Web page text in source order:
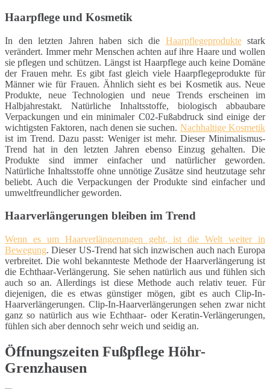
Haarpflege und Kosmetik
In den letzten Jahren haben sich die Haarpflegeproduktestark
verändert. Immer mehr Menschen achten auf ihre Haare und wollen
sie pflegen und schützen. Längst ist Haarpflege auch keine Domäne
der Frauen mehr. Es gibt fast gleich viele Haarpflegeprodukte für
Männer wie für Frauen. Ähnlich sieht es bei Kosmetik aus. Neue
Produkte, neue Technologien und neue Trends erscheinen im
Halbjahrestakt. Natürliche Inhaltsstoffe, biologisch abbaubare
Verpackungen und ein minimaler C02-Fußabdruck sind einige der
wichtigsten Faktoren, nach denen sie suchen. Nachhaltige Kosmetik
ist im Trend. Dazu passt: Weniger ist mehr. Dieser Minimalismus-
Trend hat in den letzten Jahren ebenso Einzug gehalten. Die
Produkte sind immer einfacher und natürlicher geworden.
Natürliche Inhaltsstoffe ohne unnötige Zusätze sind heutzutage sehr
beliebt. Auch die Verpackungen der Produkte sind einfacher und
umweltfreundlicher geworden.
Haarverlängerungen bleiben im Trend
Wenn es um Haarverlängerungen geht, ist die Welt weiter in
Bewegung. Dieser US-Trend hat sich inzwischen auch nach Europa
verbreitet. Die wohl bekannteste Methode der Haarverlängerung ist
die Echthaar-Verlängerung. Sie sehen natürlich aus und fühlen sich
auch so an. Allerdings ist diese Methode auch relativ teuer. Für
diejenigen, die es etwas günstiger mögen, gibt es auch Clip-In-
Haarverlängerungen. Clip-In-Haarverlängerungen sehen zwar nicht
ganz so natürlich aus wie Echthaar- oder Keratin-Verlängerungen,
fühlen sich aber dennoch sehr weich und seidig an.
Öffnungszeiten Fußpflege Höhr-
Grenzhausen